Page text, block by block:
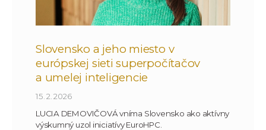
Slovensko a jeho miesto v
európskej sieti superpočítačov
a umelej inteligencie
15. 2. 2026
LUCIA DEMOVIČOVÁ vníma Slovensko ako aktívny
výskumný uzol iniciatívy EuroHPC.